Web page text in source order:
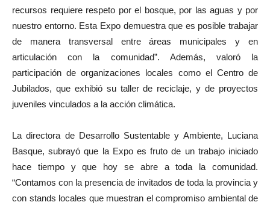
recursos requiere respeto por el bosque, por las aguas y por
nuestro entorno. Esta Expo demuestra que es posible trabajar
de manera transversal entre áreas municipales y en
articulación con la comunidad”. Además, valoró la
participación de organizaciones locales como el Centro de
Jubilados, que exhibió su taller de reciclaje, y de proyectos
juveniles vinculados a la acción climática.
La directora de Desarrollo Sustentable y Ambiente, Luciana
Basque, subrayó que la Expo es fruto de un trabajo iniciado
hace tiempo y que hoy se abre a toda la comunidad.
“Contamos con la presencia de invitados de toda la provincia y
con stands locales que muestran el compromiso ambiental de